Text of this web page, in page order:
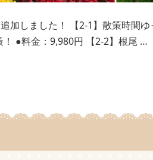
加しました！ 【2-1】散策時間
●料金：9,980円 【2-2】根尾 …